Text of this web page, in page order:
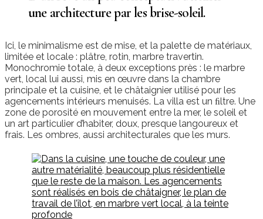
une architecture par les brise-soleil.
Ici, le minimalisme est de mise, et la palette de matériaux,
limitée et locale : plâtre, rotin, marbre travertin.
Monochromie totale, à deux exceptions près : le marbre
vert, local lui aussi, mis en œuvre dans la chambre
principale et la cuisine, et le châtaignier utilisé pour les
agencements intérieurs menuisés. La villa est un ﬁltre. Une
zone de porosité en mouvement entre la mer, le soleil et
un art particulier d’habiter, doux, presque langoureux et
frais. Les ombres, aussi architecturales que les murs.